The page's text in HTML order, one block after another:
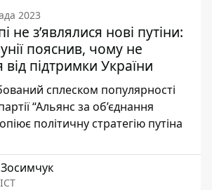
2023
не зʼявлялися нові путіни:
пояснив, чому не
від підтримки України
сплеском популярності
“Альянс за об’єднання
політичну стратегію путіна